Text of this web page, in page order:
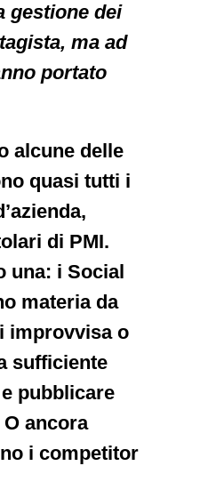
gestione dei
ma ad
portato
alcune delle
quasi tutti i
di PMI.
una: i Social
materia da
improvvisa o
sufficiente
pubblicare
ancora
i competitor